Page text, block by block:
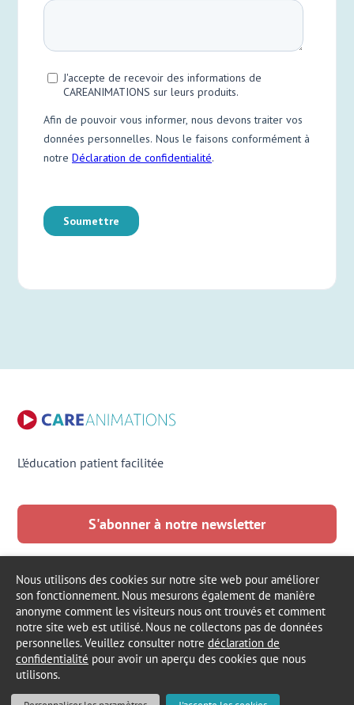
L’éducation patient facilitée
S'abonner à notre newsletter
LinkedIn Facebook France Français
© 2016 - 2026 CARE ANIMATIONS
Nous utilisons des cookies sur notre site web pour améliorer
son fonctionnement. Nous mesurons également de manière
anonyme comment les visiteurs nous ont trouvés et comment
notre site web est utilisé. Nous ne collectons pas de données
personnelles. Veuillez consulter notre déclaration de
confidentialité pour avoir un aperçu des cookies que nous
utilisons.